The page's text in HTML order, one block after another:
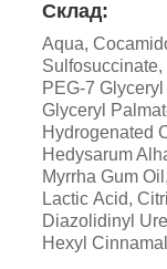
Склад:
Aqua,
PEG-7
Glyceryl
Hydrogenated
Hedysarum
Myrrha Gum
Lactic Аcid,
Diazolidinyl
Hexyl